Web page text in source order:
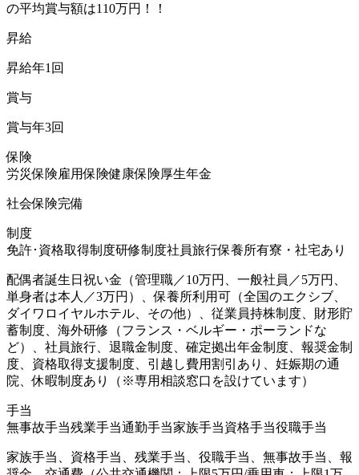
の平均賞与額は110万円！！
昇給
昇給年1回
賞与
賞与年3回
保険
労災保険雇用保険健康保険厚生年金
社会保険完備
制度
免許･資格取得制度研修制度社員旅行保養所有寮・社宅あり
配偶者誕生日祝い金（管理職／10万円、一般社員／5万円、
単身者は本人／3万円）、保養所利用可（全国のエクシブ、
ダイワロイヤルホテル、その他）、従業員持株制度、財形貯
蓄制度、海外研修（フランス・ベルギー・ポーランドな
ど）、社員旅行、退職金制度、確定拠出年金制度、報奨金制
度、資格取得支援制度、引越し費用割引あり、妊娠期の通
院、休暇制度あり（※専用相談窓口を設けています）
手当
無事故手当残業手当通勤手当家族手当資格手当役職手当
家族手当、資格手当、残業手当、役職手当、無事故手当、報